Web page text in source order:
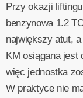
Przy okazji
benzynowa 1.2
największy atut,
KM osiągana jest
więc jednostka
W praktyce nie